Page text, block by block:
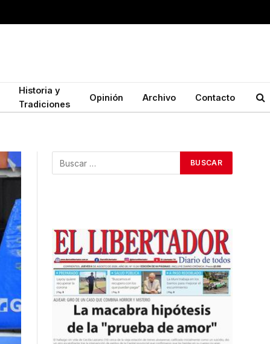
Historia y
Tradiciones
Opinión Archivo Contacto